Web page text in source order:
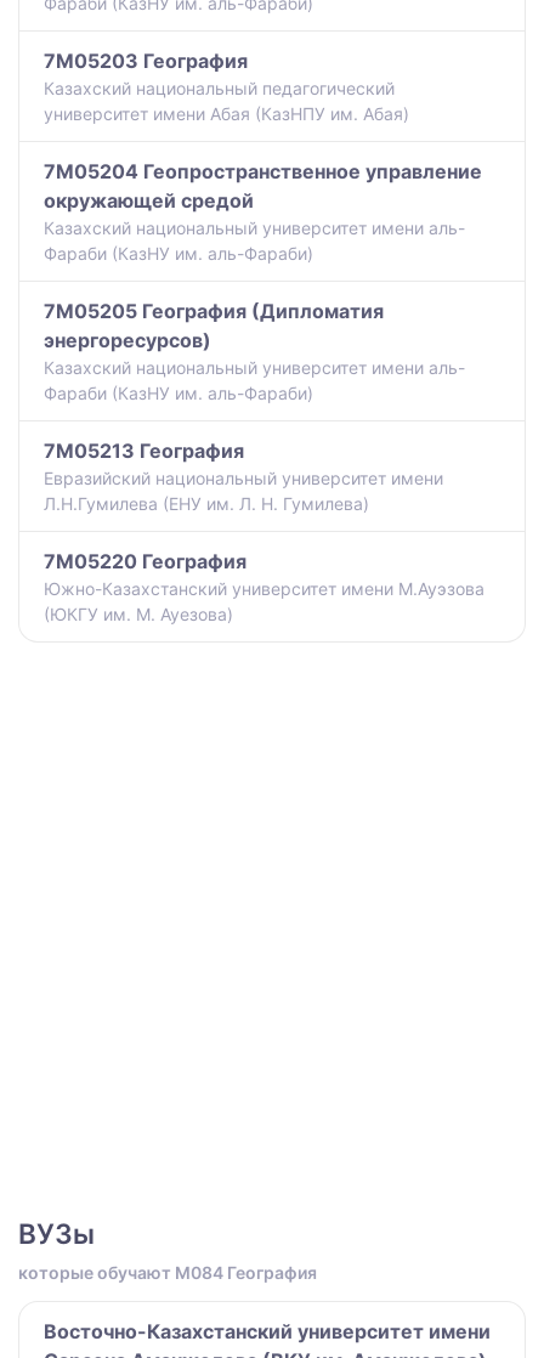
7M05203 География
Казахский национальный педагогический
университет имени Абая (КазНПУ им. Абая)
7M05204 Геопространственное управление
окружающей средой
Казахский национальный университет имени аль-
Фараби (КазНУ им. аль-Фараби)
7M05205 География (Дипломатия
энергоресурсов)
Казахский национальный университет имени аль-
Фараби (КазНУ им. аль-Фараби)
7M05213 География
Евразийский национальный университет имени
Л.Н.Гумилева (ЕНУ им. Л. Н. Гумилева)
7M05220 География
Южно-Казахстанский университет имени М.Ауэзова
(ЮКГУ им. М. Ауезова)
ВУЗы
которые обучают M084 География
Восточно-Казахстанский университет имени